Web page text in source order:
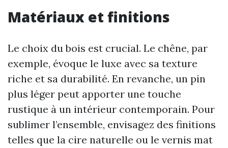
Matériaux et finitions
Le choix du bois est crucial. Le chêne, par
exemple, évoque le luxe avec sa texture
riche et sa durabilité. En revanche, un pin
plus léger peut apporter une touche
rustique à un intérieur contemporain. Pour
sublimer l’ensemble, envisagez des finitions
telles que la cire naturelle ou le vernis mat